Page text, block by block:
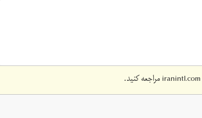
iranintl.comمراجعه کنید.